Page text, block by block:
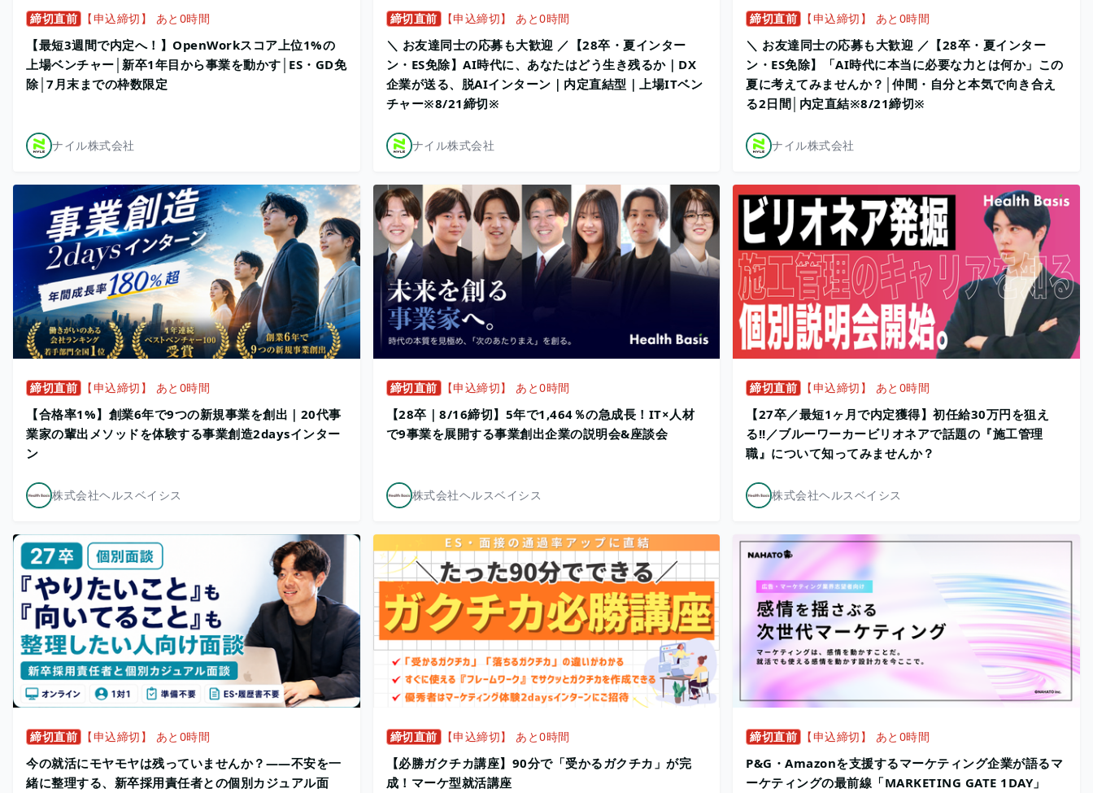
締切直前 【申込締切】 あと0時間
【最短3週間で内定へ！】OpenWorkスコア上位1%の
上場ベンチャー│新卒1年目から事業を動かす│ES・GD免
除│7月末までの枠数限定
ナイル株式会社
締切直前 【申込締切】 あと0時間
＼ お友達同士の応募も大歓迎 ／【28卒・夏インター
ン・ES免除】AI時代に、あなたはどう生き残るか｜DX
企業が送る、脱AIインターン｜内定直結型｜上場ITベン
チャー※8/21締切※
ナイル株式会社
締切直前 【申込締切】 あと0時間
＼ お友達同士の応募も大歓迎 ／【28卒・夏インター
ン・ES免除】「AI時代に本当に必要な力とは何か」この
夏に考えてみませんか？│仲間・自分と本気で向き合え
る2日間│内定直結※8/21締切※
ナイル株式会社
締切直前 【申込締切】 あと0時間
【合格率1%】創業6年で9つの新規事業を創出｜20代事
業家の輩出メソッドを体験する事業創造2daysインター
ン
株式会社ヘルスベイシス
締切直前 【申込締切】 あと0時間
【28卒｜8/16締切】5年で1,464％の急成長！IT×人材
で9事業を展開する事業創出企業の説明会&座談会
株式会社ヘルスベイシス
締切直前 【申込締切】 あと0時間
【27卒／最短1ヶ月で内定獲得】初任給30万円を狙え
る!!／ブルーワーカービリオネアで話題の『施工管理
職』について知ってみませんか？
株式会社ヘルスベイシス
締切直前 【申込締切】 あと0時間
今の就活にモヤモヤは残っていませんか？——不安を一
緒に整理する、新卒採用責任者との個別カジュアル面
締切直前 【申込締切】 あと0時間
【必勝ガクチカ講座】90分で「受かるガクチカ」が完
成！マーケ型就活講座
締切直前 【申込締切】 あと0時間
P&G・Amazonを支援するマーケティング企業が語るマ
ーケティングの最前線「MARKETING GATE 1DAY」